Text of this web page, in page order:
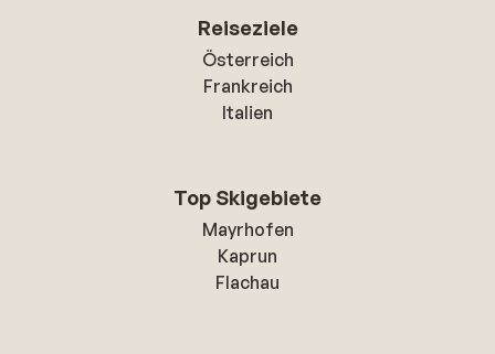
Reiseziele
Österreich
Frankreich
Italien
Top Skigebiete
Mayrhofen
Kaprun
Flachau